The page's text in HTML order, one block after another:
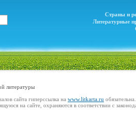
Страны и
Литературные
литературы
сайта гиперссылка на www.litkarta.ru обязательна.
на сайте, охраняются в соответствии с